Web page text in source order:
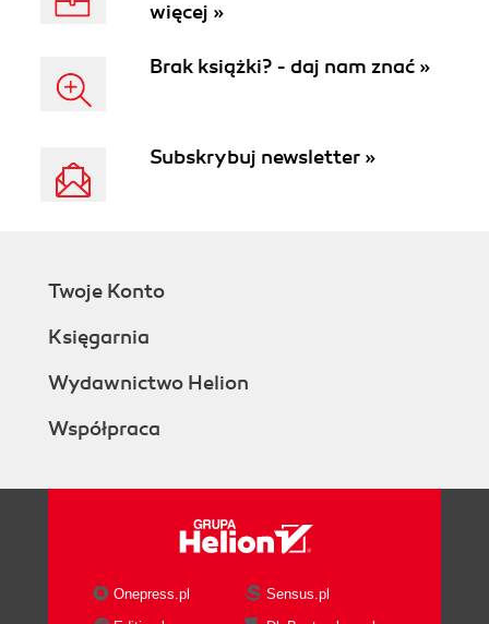
więcej »
Brak książki? - daj nam znać »
Subskrybuj newsletter »
Twoje Konto
Księgarnia
Wydawnictwo Helion
Współpraca
Onepress.pl
Sensus.pl